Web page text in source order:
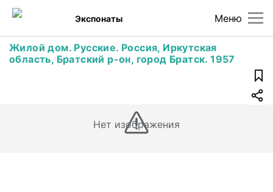
Меню
Экспонаты
Жилой дом. Русские. Россия, Иркутская
область, Братский р-он, город Братск. 1957
Нет изображения